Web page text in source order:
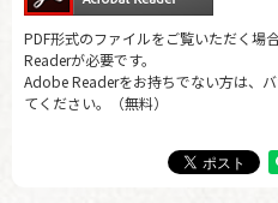
PDF形式のファイルをご覧いただく
Readerが必要です。
Adobe Readerをお持ちでない方は、
てください。（無料）